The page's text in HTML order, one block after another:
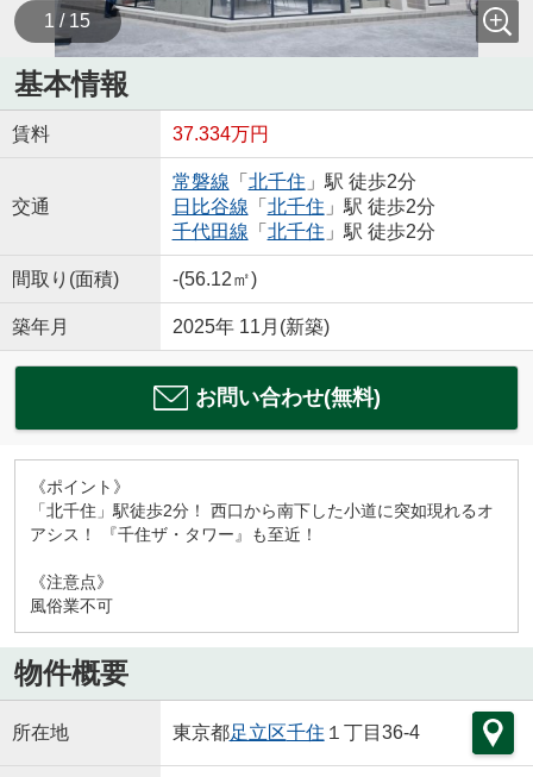
1 / 15
基本情報
賃料 37.334万円
交通
常磐線 「 北千住 」駅 徒歩2分
日比谷線 「 北千住 」駅 徒歩2分
千代田線 「 北千住 」駅 徒歩2分
間取り(面積) -(56.12㎡)
築年月 2025年 11月(新築)
お問い合わせ(無料)
《ポイント》
「北千住」駅徒歩2分！ 西口から南下した小道に突如現れるオ
アシス！ 『千住ザ・タワー』も至近！
《注意点》
風俗業不可
物件概要
所在地 東京都足立区千住 １丁目36-4